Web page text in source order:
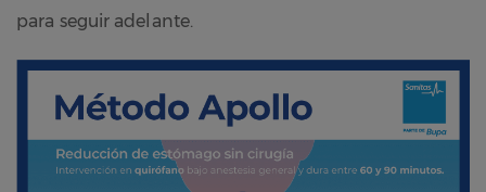
para seguir adelante.